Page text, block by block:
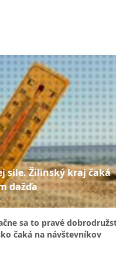
sile. Žilinský kraj čaká
dažďa
sa to pravé
čaká na návštevníkov